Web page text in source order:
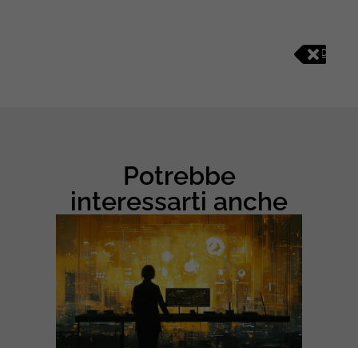
D
I
Potrebbe
interessarti anche